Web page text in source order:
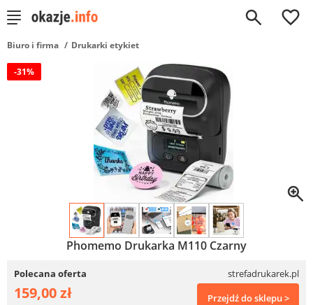
0
Biuro i firma Drukarki etykiet
-31%
Phomemo Drukarka M110 Czarny
Polecana oferta strefadrukarek.pl
159,00 zł Przejdź do sklepu >